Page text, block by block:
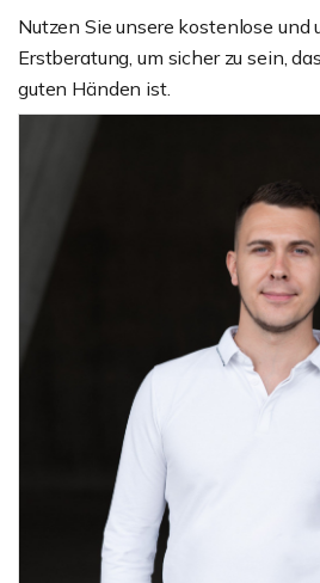
Nutzen Sie unsere kostenlose und
Erstberatung, um sicher zu sein,
guten Händen ist.